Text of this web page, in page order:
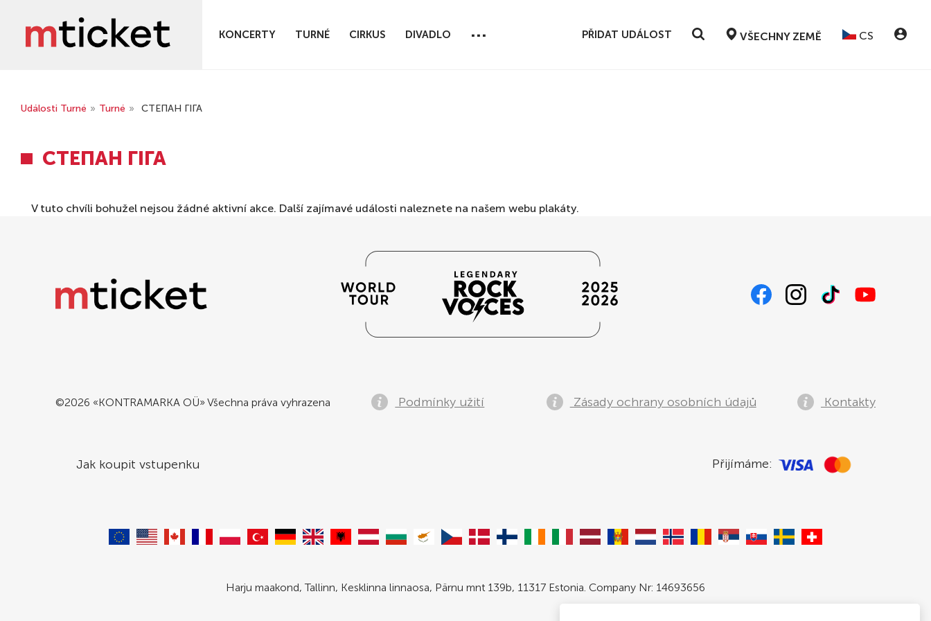
KONCERTY TURNÉ CIRKUS DIVADLO ... PŘIDAT UDÁLOST VŠECHNY ZEMĚ CS
Události Turné » Turné » СТЕПАН ГІГА
СТЕПАН ГІГА
V tuto chvíli bohužel nejsou žádné aktivní akce. Další zajímavé události naleznete na našem webu plakáty.
©2026 «KONTRAMARKA OÜ» Všechna práva vyhrazena Podmínky užití Zásady ochrany osobních údajů Kontakty
Jak koupit vstupenku Přijímáme:
Harju maakond, Tallinn, Kesklinna linnaosa, Pärnu mnt 139b, 11317 Estonia. Company Nr: 14693656